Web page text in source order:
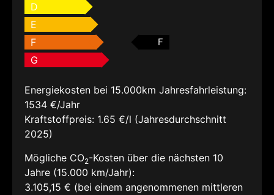
D
E
F
F
G
Energiekosten bei 15.000km Jahresfahrleistung:
1534 €/Jahr
Kraftstoffpreis: 1.65 €/l (Jahresdurchschnitt
2025)
Mögliche CO2-Kosten über die nächsten 10
Jahre (15.000 km/Jahr):
3.105,15 € (bei einem angenommenen mittleren